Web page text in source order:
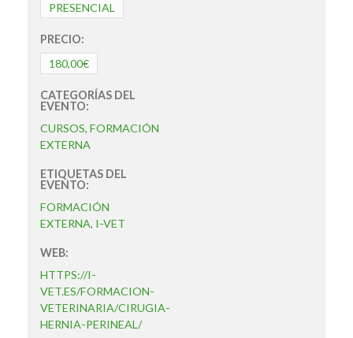
PRESENCIAL
PRECIO:
180,00€
CATEGORÍAS DEL
EVENTO:
CURSOS,FORMACIÓN
EXTERNA
ETIQUETAS DEL
EVENTO:
FORMACIÓN
EXTERNA, I-VET
WEB:
HTTPS://I-
VET.ES/FORMACION-
VETERINARIA/CIRUGIA-
HERNIA-PERINEAL/